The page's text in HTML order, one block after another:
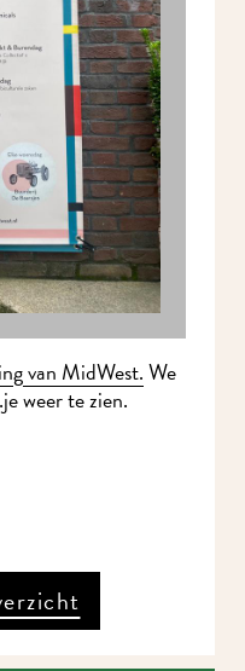
van MidWest.We
weer te zien.